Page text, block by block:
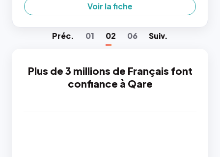
Voir la fiche
Préc. 01 02 06 Suiv.
Plus de 3 millions de Français font
confiance à Qare